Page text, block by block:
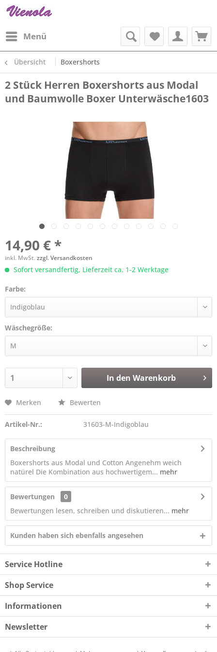
Menü
Übersicht Boxershorts
2 Stück Herren Boxershorts aus Modal
und Baumwolle Boxer Unterwäsche1603
14,90 € *
inkl. MwSt.zzgl. Versandkosten
Sofort versandfertig, Lieferzeit ca. 1-2 Werktage
Farbe:
Wäschegröße:
In den Warenkorb
Merken Bewerten
Artikel-Nr.: 31603-M-Indigoblau
Beschreibung
Boxershorts aus Modal und Cotton Angenehm weich
natürel Die Kombination aus hochwertigem... mehr
Bewertungen
0
Bewertungen lesen, schreiben und diskutieren... mehr
Kunden haben sich ebenfalls angesehen
Service Hotline
Shop Service
Informationen
Newsletter